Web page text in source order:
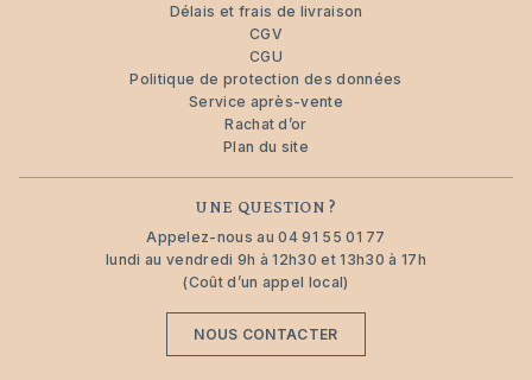
Délais et frais de livraison
CGV
CGU
Politique de protection des données
Service après-vente
Rachat d’or
Plan du site
UNE QUESTION ?
Appelez-nous au04 91 55 01 77
lundi au vendredi 9h à 12h30 et 13h30 à 17h
(Coût d’un appel local)
NOUS CONTACTER